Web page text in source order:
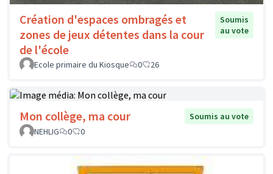
Création d'espaces ombragés et
zones de jeux détentes dans la cour
de l'école
Soumis
au vote
Ecole primaire du Kiosque 0 26
Mon collège, ma cour
Soumis au vote
NEHLIG
0 0